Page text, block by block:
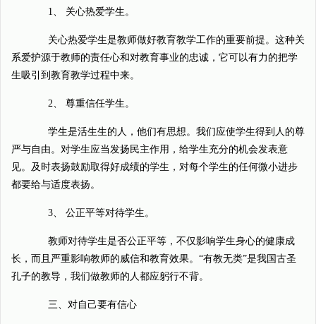
1、 关心热爱学生。
关心热爱学生是教师做好教育教学工作的重要前提。这种关
系爱护源于教师的责任心和对教育事业的忠诚，它可以有力的把学
生吸引到教育教学过程中来。
2、 尊重信任学生。
学生是活生生的人，他们有思想。我们应使学生得到人的尊
严与自由。对学生应当发扬民主作用，给学生充分的机会发表意
见。及时表扬鼓励取得好成绩的学生，对每个学生的任何微小进步
都要给与适度表扬。
3、 公正平等对待学生。
教师对待学生是否公正平等，不仅影响学生身心的健康成
长，而且严重影响教师的威信和教育效果。“有教无类”是我国古圣
孔子的教导，我们做教师的人都应躬行不背。
三、对自己要有信心